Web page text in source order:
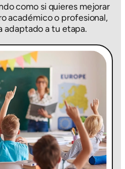
como si quieres mejorar
académico o profesional,
adaptado a tu etapa.